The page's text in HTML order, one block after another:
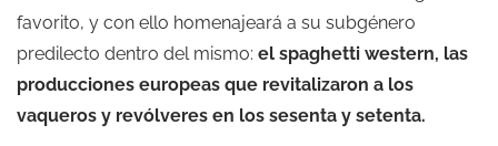
favorito, y con ello homenajeará a su subgénero
predilecto dentro del mismo: el spaghetti western, las
producciones europeas que revitalizaron a los
vaqueros y revólveres en los sesenta y setenta.